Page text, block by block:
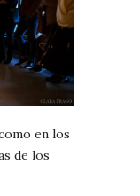
en los
de los